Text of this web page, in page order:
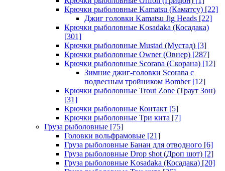
Крючки рыболовные Kamatsu (Каматсу) [22]
Джиг головки Kamatsu Jig Heads [22]
Крючки рыболовные Kosadaka (Косадака)
[301]
Крючки рыболовные Mustad (Мустад) [3]
Крючки рыболовные Owner (Овнер) [287]
Крючки рыболовные Scorana (Скорана) [12]
Зимние джиг-головки Scorana с
подвесным тройником Bomber[12]
Крючки рыболовные Trout Zone (Траут Зон)
[31]
Крючки рыболовные Контакт [5]
Крючки рыболовные Три кита [7]
Груза рыболовные [75]
Головки вольфрамовые [21]
Груза рыболовные Банан для отводного [6]
Груза рыболовные Drop shot (Дроп шот) [2]
Груза рыболовные Kosadaka (Косадака) [20]